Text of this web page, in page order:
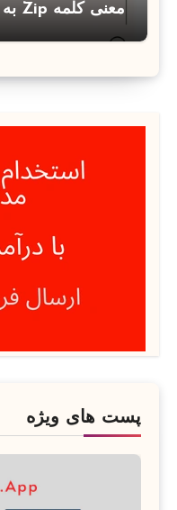
معنی کلمه Zip به فارسی با چند مثال
پست های ویژه